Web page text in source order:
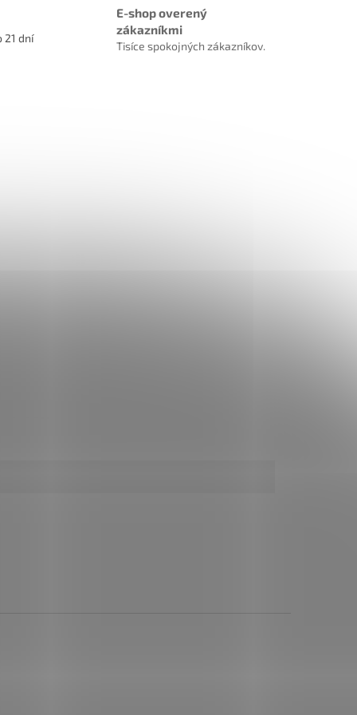
21 dní
E-shop overený
zákazníkmi
Tisíce spokojných zákazníkov.